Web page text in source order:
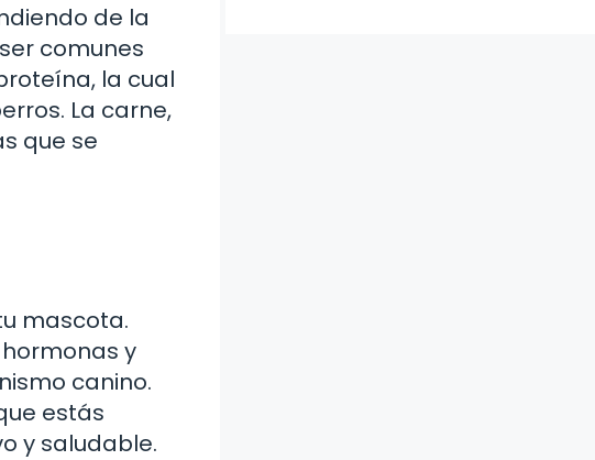
de la
comunes
la cual
La carne,
que se
mascota.
y
canino.
estás
y saludable.